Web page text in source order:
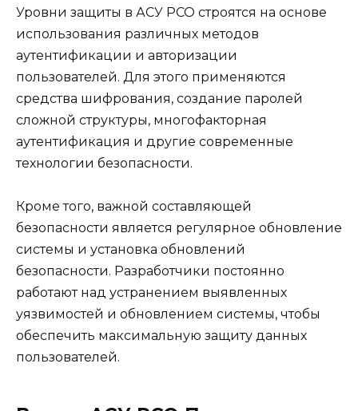
Уровни защиты в АСУ РСО строятся на основе
использования различных методов
аутентификации и авторизации
пользователей. Для этого применяются
средства шифрования, создание паролей
сложной структуры, многофакторная
аутентификация и другие современные
технологии безопасности.
Кроме того, важной составляющей
безопасности является регулярное обновление
системы и установка обновлений
безопасности. Разработчики постоянно
работают над устранением выявленных
уязвимостей и обновлением системы, чтобы
обеспечить максимальную защиту данных
пользователей.